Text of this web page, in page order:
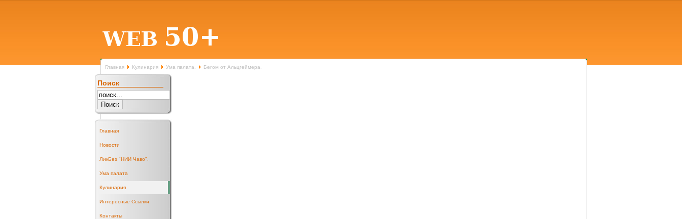
Главная Кулинария Ума палата. Бегом от Альцгеймера.
Поиск
Главная
Новости
ЛикБез "НИИ Чаво".
Ума палата
Кулинария
Интересные Ссылки
Контакты